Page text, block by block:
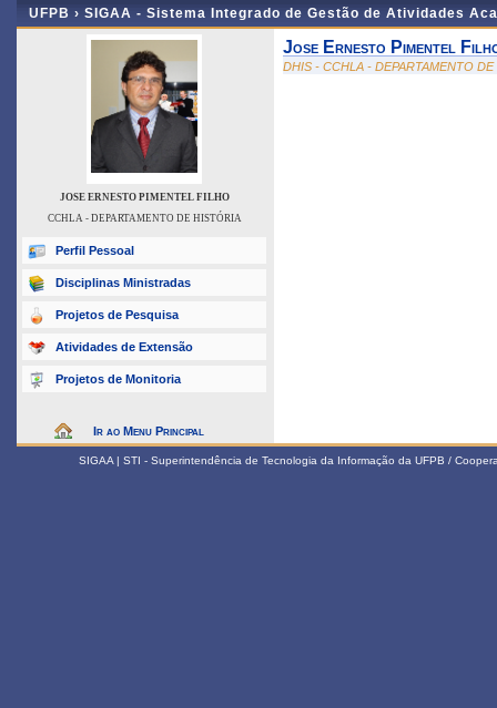
UFPB › SIGAA - Sistema Integrado de Gestão de Atividades
JOSE ERNESTO PIMENTEL FILHO
CCHLA - DEPARTAMENTO DE HISTÓRIA
Perfil Pessoal
Disciplinas Ministradas
Projetos de Pesquisa
Atividades de Extensão
Projetos de Monitoria
Ir ao Menu Principal
Jose Ernesto Pimentel
DHIS - CCHLA - DEPARTAMENTO
SIGAA | STI - Superintendência de Tecnologia da Informação da UFPB /